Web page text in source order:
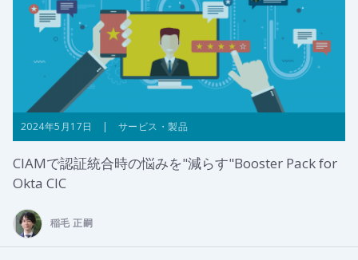
2024年5月17日 | サービス・製品
CIAMで認証統合時の悩みを"減らす"Booster Pack for
Okta CIC
稲毛 正嗣